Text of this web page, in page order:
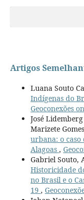
Artigos
Luana Souto
Indígenas do
Geoconexões
José
Marizete
urbana: o caso
Alagoas ,
Gabriel Souto,
Historicidade
no Brasil e o
19 ,